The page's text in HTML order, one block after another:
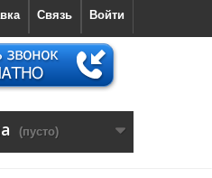
Войти
Связь
(пусто)